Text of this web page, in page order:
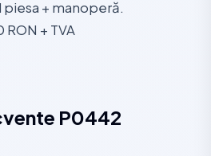
+ manoperă.
+ TVA
P0442